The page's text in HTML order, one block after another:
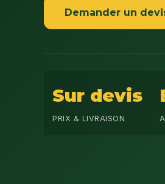
Demander un
Sur devis
PRIX & LIVRAISON